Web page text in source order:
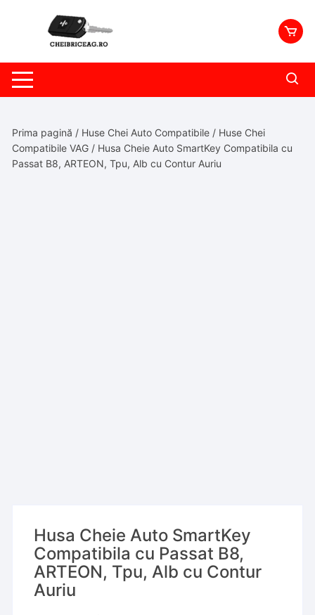
Prima pagină / Huse Chei Auto Compatibile / Huse Chei
Compatibile VAG / Husa Cheie Auto SmartKey Compatibila cu
Passat B8, ARTEON, Tpu, Alb cu Contur Auriu
Husa Cheie Auto SmartKey
Compatibila cu Passat B8,
ARTEON, Tpu, Alb cu Contur
Auriu